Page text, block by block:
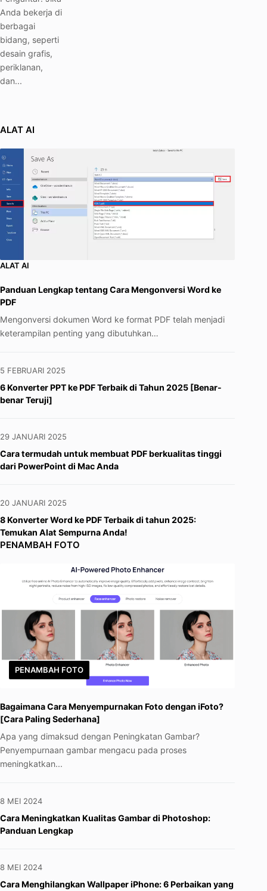
Anda bekerja di
berbagai
bidang, seperti
desain grafis,
periklanan,
dan...
ALAT AI
ALAT AI
Panduan Lengkap tentang Cara Mengonversi Word ke
PDF
Mengonversi dokumen Word ke format PDF telah menjadi
keterampilan penting yang dibutuhkan…
5 FEBRUARI 2025
6 Konverter PPT ke PDF Terbaik di Tahun 2025 [Benar-
benar Teruji]
29 JANUARI 2025
Cara termudah untuk membuat PDF berkualitas tinggi
dari PowerPoint di Mac Anda
20 JANUARI 2025
8 Konverter Word ke PDF Terbaik di tahun 2025:
Temukan Alat Sempurna Anda!
PENAMBAH FOTO
PENAMBAH FOTO
Bagaimana Cara Menyempurnakan Foto dengan iFoto?
[Cara Paling Sederhana]
Apa yang dimaksud dengan Peningkatan Gambar?
Penyempurnaan gambar mengacu pada proses
meningkatkan...
8 MEI 2024
Cara Meningkatkan Kualitas Gambar di Photoshop:
Panduan Lengkap
8 MEI 2024
Cara Menghilangkan Wallpaper iPhone: 6 Perbaikan yang